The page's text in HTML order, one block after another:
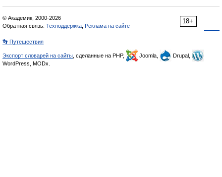
18+
© Академик, 2000-2026
Обратная связь: Техподдержка Реклама на сайте
👣 Путешествия
Экспорт словарей на сайты , сделанные на PHP, Joomla,
Drupal,
WordPress, MODx.